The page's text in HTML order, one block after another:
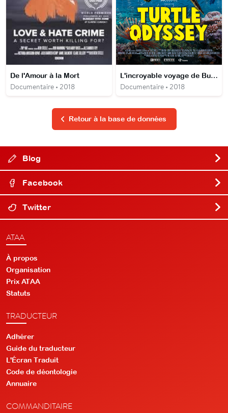
De l'Amour à la Mort
Documentaire • 2018
L'incroyable voyage de Bunji la tortue
Documentaire • 2018
Retour à la base de données
Blog
Facebook
Twitter
ATAA
À propos
Organisation
Prix ATAA
Statuts
TRADUCTEUR
Adhérer
Guide du traducteur
L'Écran Traduit
Code de déontologie
Annuaire
COMMANDITAIRE